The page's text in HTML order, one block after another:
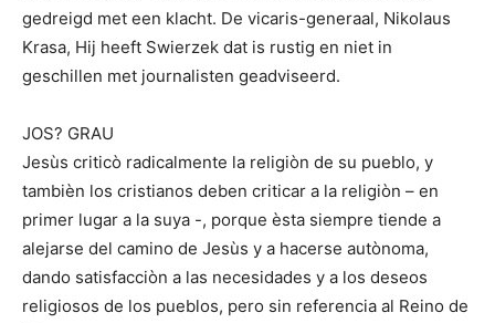
gedreigd met een klacht. De vicaris-generaal, Nikolaus
Krasa, Hij heeft Swierzek dat is rustig en niet in
geschillen met journalisten geadviseerd.
JOS? GRAU
Jesùs criticò radicalmente la religiòn de su pueblo, y
tambièn los cristianos deben criticar a la religiòn – en
primer lugar a la suya -, porque èsta siempre tiende a
alejarse del camino de Jesùs y a hacerse autònoma,
dando satisfacciòn a las necesidades y a los deseos
religiosos de los pueblos, pero sin referencia al Reino de